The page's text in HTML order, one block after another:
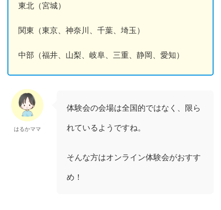
東北（宮城）
関東（東京、神奈川、千葉、埼玉）
中部（福井、山梨、岐阜、三重、静岡、愛知）
はるかママ
体験会の会場は全国的ではなく、限ら
れているようですね。
そんな方はオンライン体験会がおすす
め！